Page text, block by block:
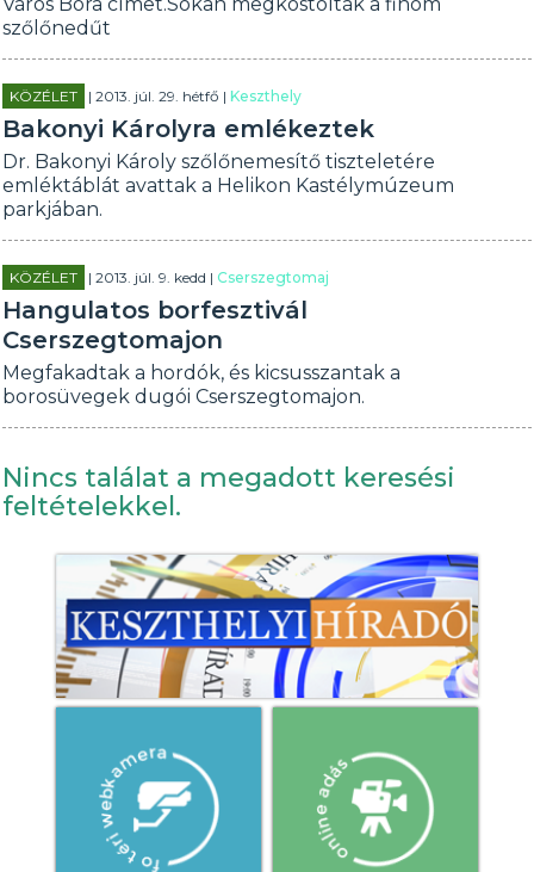
szőlőnedűt
KÖZÉLET | 2013. júl. 29. hétfő |Keszthely
Bakonyi Károlyra emlékeztek
Dr. Bakonyi Károly szőlőnemesítő tiszteletére
emléktáblát avattak a Helikon Kastélymúzeum
parkjában.
KÖZÉLET | 2013. júl. 9. kedd |Cserszegtomaj
Hangulatos borfesztivál
Cserszegtomajon
Megfakadtak a hordók, és kicsusszantak a
borosüvegek dugói Cserszegtomajon.
Nincs találat a megadott keresési
feltételekkel.